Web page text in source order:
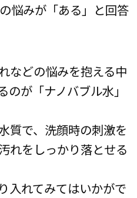
悩みが「ある」と回答
などの悩みを抱える中
が「ナノバブル水」
質で、洗顔時の刺激を
れをしっかり落とせる
入れてみてはいかがで